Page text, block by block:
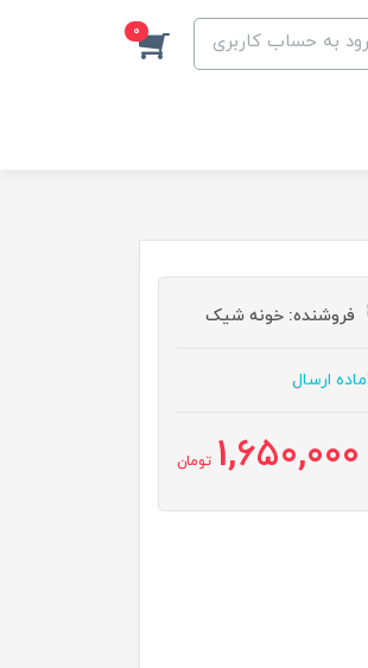
به حساب کاربری 0
فروشنده: خونه شیک
ارسال
1,650,000 تومان